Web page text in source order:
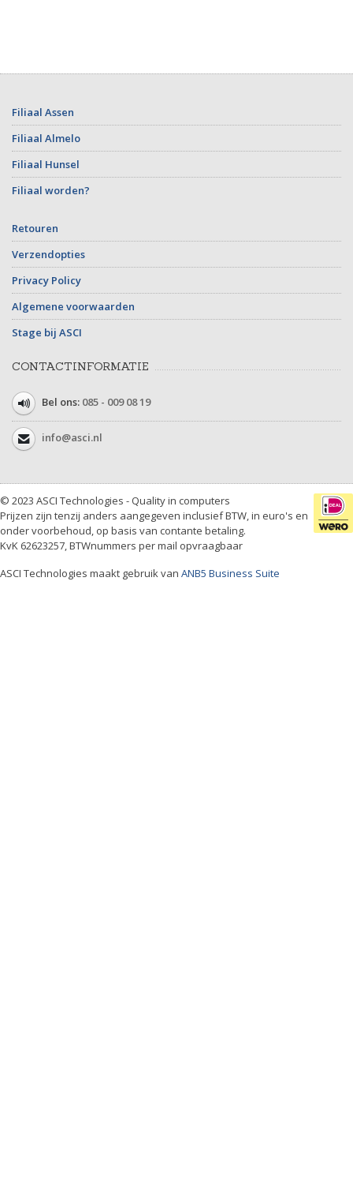
Filiaal Assen
Filiaal Almelo
Filiaal Hunsel
Filiaal worden?
Retouren
Verzendopties
Privacy Policy
Algemene voorwaarden
Stage bij ASCI
CONTACTINFORMATIE
Bel ons: 085 - 009 08 19
info@asci.nl
© 2023 ASCI Technologies - Quality in computers
Prijzen zijn tenzij anders aangegeven inclusief BTW, in euro's en
onder voorbehoud, op basis van contante betaling.
KvK 62623257, BTWnummers per mail opvraagbaar
ASCI Technologies maakt gebruik van ANB5 Business Suite